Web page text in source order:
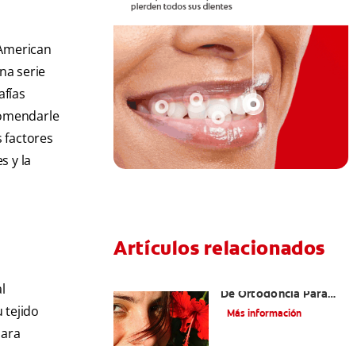
serie
factores
y la
tejido
Artículos relacionados
De Ortodoncia Para
Adultos
Más información